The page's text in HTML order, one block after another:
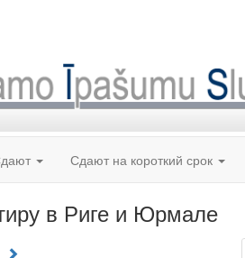
Сдают на короткий срок
в Риге и Юрмале